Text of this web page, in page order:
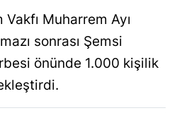
Artvin
Aydın
Muharrem Ayı
sonrası Şemsi
önünde 1.000 kişilik